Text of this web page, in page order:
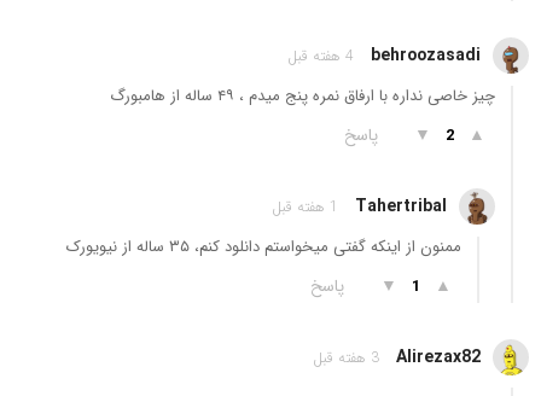
behroozasadi 4 هفته قبل
چیز خاصی نداره با ارفاق نمره پنج میدم ، ۴۹ ساله از هامبورگ
▲
2
▼ پاسخ
Tahertribal 1 هفته قبل
ممنون از اینکه گفتی میخواستم دانلود کنم، ۳۵ ساله از نیویورک
▲
1
▼ پاسخ
Alirezax82 3 هفته قبل